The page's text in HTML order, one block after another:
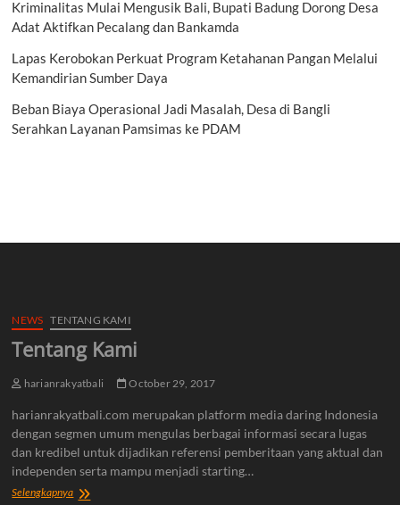
Kriminalitas Mulai Mengusik Bali, Bupati Badung Dorong Desa
Adat Aktifkan Pecalang dan Bankamda
Lapas Kerobokan Perkuat Program Ketahanan Pangan Melalui
Kemandirian Sumber Daya
Beban Biaya Operasional Jadi Masalah, Desa di Bangli
Serahkan Layanan Pamsimas ke PDAM
NEWS TENTANG KAMI
Tentang Kami
harianrakyatbali October 29, 2017
harianrakyatbali.com merupakan platform media daring Indonesia
dengan segmen umum mengulas berbagai informasi secara lugas
dan kredibel untuk dijadikan referensi pemberitaan yang aktual dan
independen serta mampu menjadi starting…
SelengkapnyaTentang